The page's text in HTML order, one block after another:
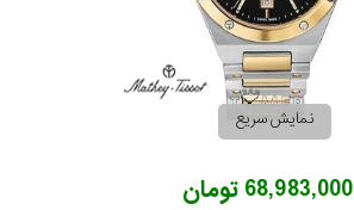
نمایش سریع
68,983,000 تومان